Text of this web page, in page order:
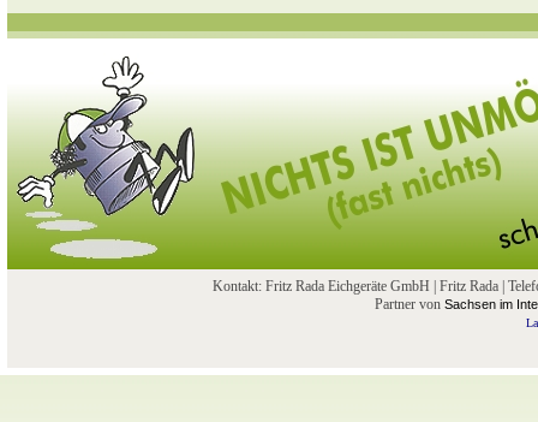
Kontakt: Fritz Rada Eichgeräte GmbH | Fritz Rada |
Partner von Sachsen im